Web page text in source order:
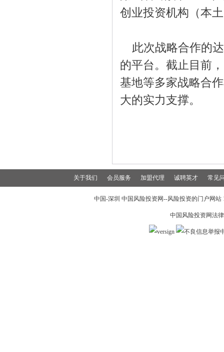
创业投资机构（本
此次战略合作的
的平台。截止目前
基地等多家战略合
大的实力支撑。
关于我们 会员服务 加盟代理 诚聘英才 常见
中国-深圳 中国风险投资网--风险投资的门户网
中国风险投资网法